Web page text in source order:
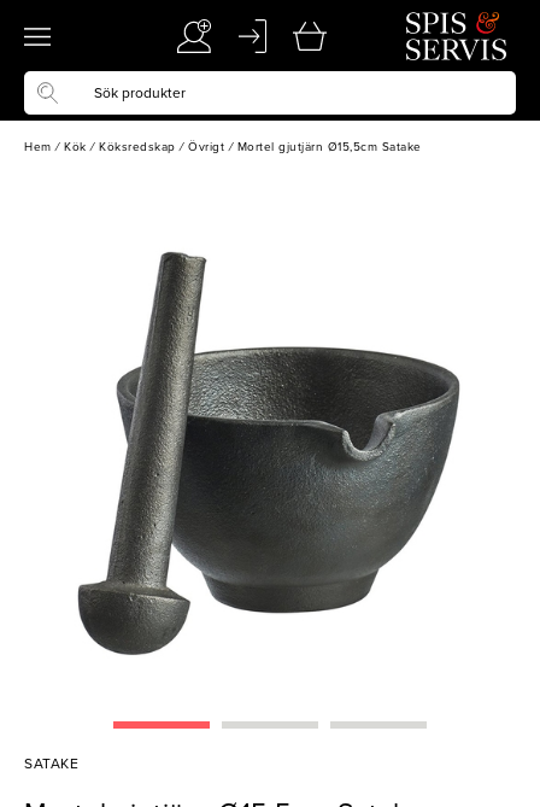
Hem / Kök / Köksredskap / Övrigt / Mortel gjutjärn Ø15,5cm Satake
SATAKE